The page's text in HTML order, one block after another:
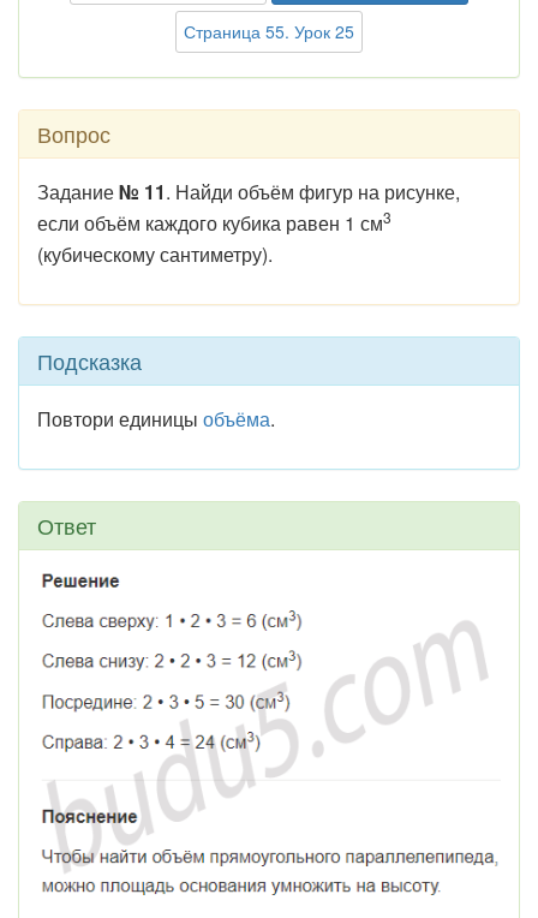
Страница 55. Урок 25
Вопрос
Задание№ 11. Найди объём фигур на рисунке,
если объём каждого кубика равен 1 см3
(кубическому сантиметру).
Подсказка
Повтори единицы объёма.
Ответ